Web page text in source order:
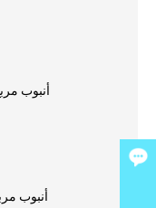
أنبوب
أنبوب